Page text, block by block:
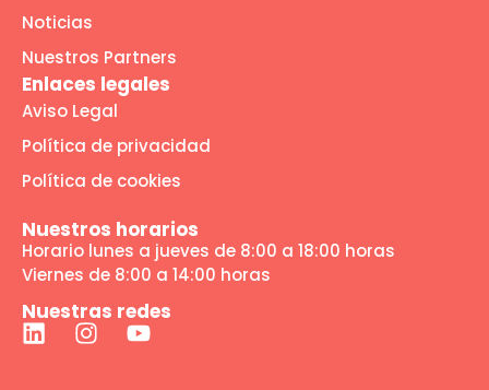
Noticias
Nuestros Partners
Enlaces legales
Aviso Legal
Política de privacidad
Política de cookies
Nuestros horarios
Horario lunes a jueves de 8:00 a 18:00 horas
Viernes de 8:00 a 14:00 horas
Nuestras redes